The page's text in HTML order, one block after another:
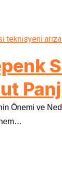
Önemi ve